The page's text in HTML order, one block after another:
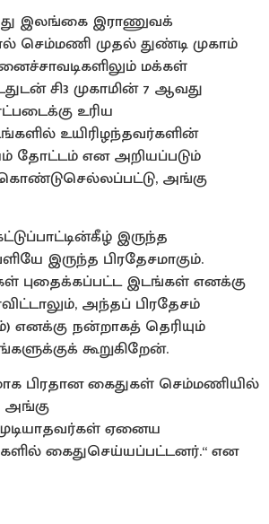
இலங்கை இராணுவக்
செம்மணி முதல் துண்டி முகாம்
மக்கள்
சி3 முகாமின் 7 ஆவது
உரிய
உயிரிழந்தவர்களின்
தோட்டம் என அறியப்படும்
கொண்டுசெல்லப்பட்டு, அங்கு
இருந்த
இருந்த பிரதேசமாகும்.
புதைக்கப்பட்ட இடங்கள் எனக்கு
அந்தப் பிரதேசம்
நன்றாகத் தெரியும்
கூறுகிறேன்.
பிரதான கைதுகள் செம்மணியில்
அங்கு
ஏனைய
கைதுசெய்யப்பட்டனர்.“ என